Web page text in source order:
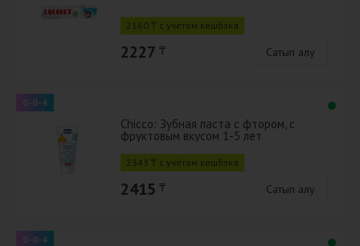
2160 ₸ с учётом кешбэка
2227 ₸ Сатып алу
0-0-4
Chicco: Зубная паста c фтором, с
фруктовым вкусом 1-5 лет
2343 ₸ с учётом кешбэка
2415 ₸ Сатып алу
0-0-4